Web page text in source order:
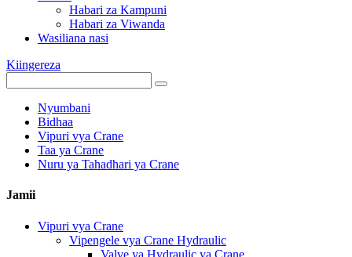
Habari za Kampuni
Habari za Viwanda
Wasiliana nasi
Kiingereza
Nyumbani
Bidhaa
Vipuri vya Crane
Taa ya Crane
Nuru ya Tahadhari ya Crane
Jamii
Vipuri vya Crane
Vipengele vya Crane Hydraulic
Valve ya Hydraulic ya Crane